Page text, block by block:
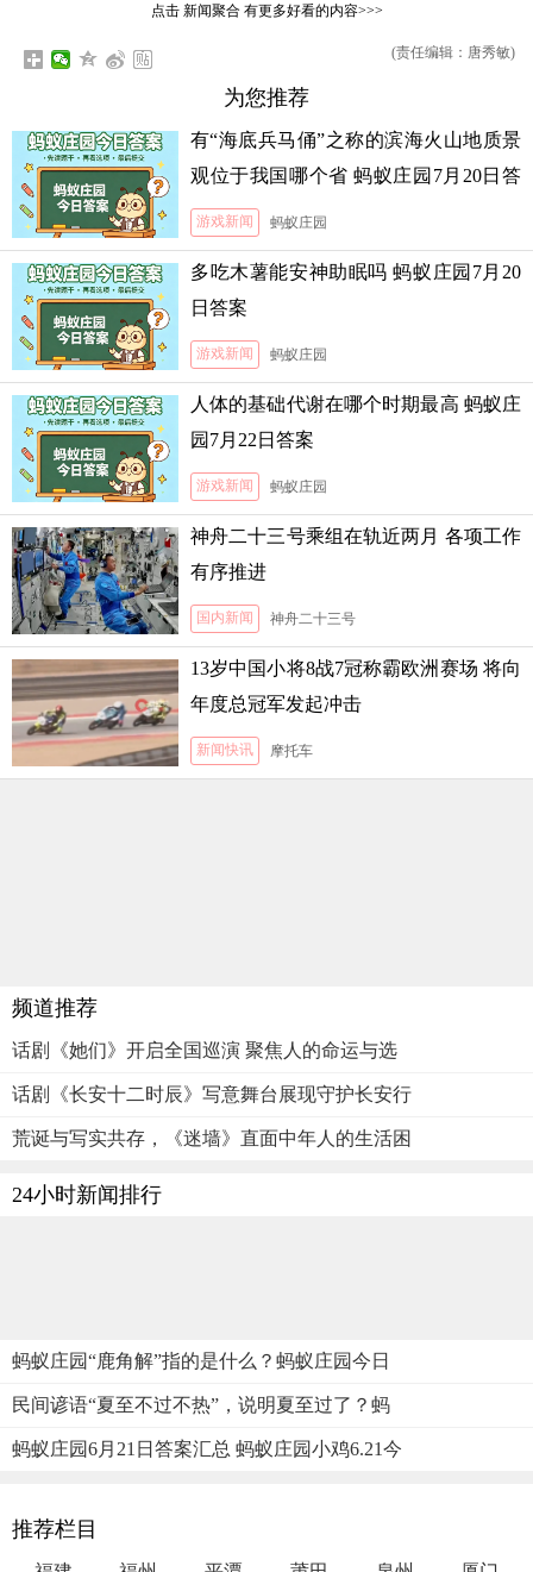
点击 新闻聚合有更多好看的内容>>>
(责任编辑：唐秀敏)
为您推荐
有“海底兵马俑”之称的滨海火山地质景
观位于我国哪个省 蚂蚁庄园7月20日答
案
游戏新闻 蚂蚁庄园
多吃木薯能安神助眠吗 蚂蚁庄园7月20
日答案
游戏新闻 蚂蚁庄园
人体的基础代谢在哪个时期最高 蚂蚁庄
园7月22日答案
游戏新闻 蚂蚁庄园
神舟二十三号乘组在轨近两月 各项工作
有序推进
国内新闻 神舟二十三号
13岁中国小将8战7冠称霸欧洲赛场 将向
年度总冠军发起冲击
新闻快讯 摩托车
频道推荐
话剧《她们》开启全国巡演 聚焦人的命运与选
话剧《长安十二时辰》写意舞台展现守护长安行
荒诞与写实共存，《迷墙》直面中年人的生活困
24小时新闻排行
蚂蚁庄园“鹿角解”指的是什么？蚂蚁庄园今日
民间谚语“夏至不过不热”，说明夏至过了？蚂
蚂蚁庄园6月21日答案汇总 蚂蚁庄园小鸡6.21今
推荐栏目